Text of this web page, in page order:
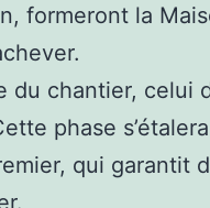
formeront la
du chantier, celui
phase
qui garantit